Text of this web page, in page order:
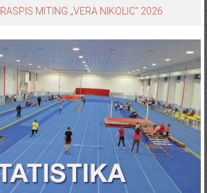
RASPIS MITING „VERA NIKOLIC“ 2026